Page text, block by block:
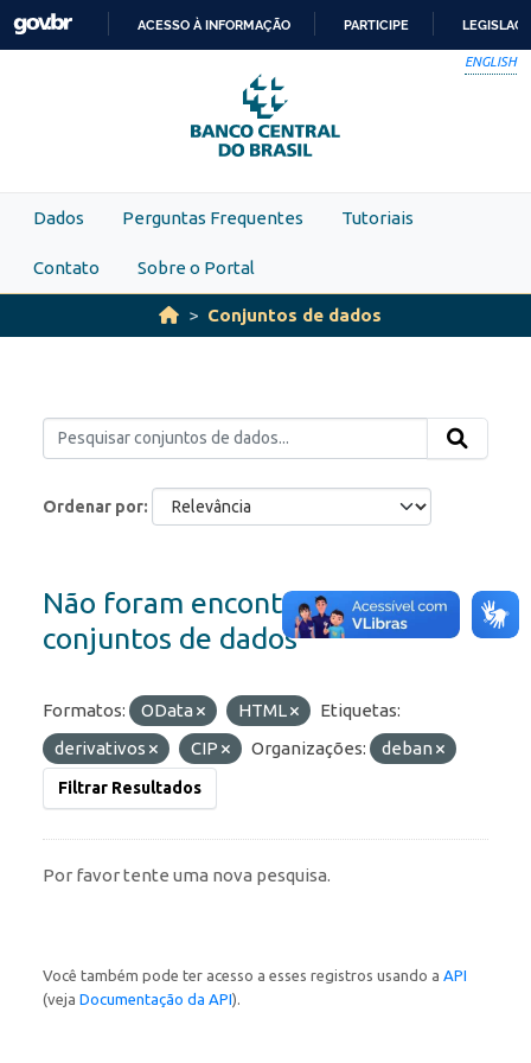
Skip to main content
PARA
O
CONTEÚDO
ACESSO À INFORMAÇÃO PARTICIPE
ENGLISH
Dados Perguntas Frequentes Tutoriais
Contato Sobre o Portal
Conjuntos de dados
Ordenar por
Não foram encontrados
conjuntos de dados
Formatos: OData HTML
Etiquetas:
derivativos
CIP Organizações: deban
Filtrar Resultados
Por favor tente uma nova pesquisa.
Você também pode ter acesso a esses registros usando a API
(veja Documentação da API).